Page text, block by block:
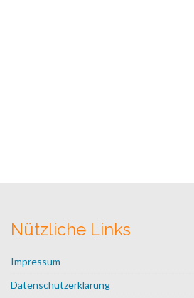
Nützliche Links
Impressum
Datenschutzerklärung